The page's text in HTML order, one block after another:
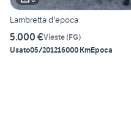
Lambretta d'epoca
5.000 €Vieste(FG)
Usato05/201216000 KmEpoca